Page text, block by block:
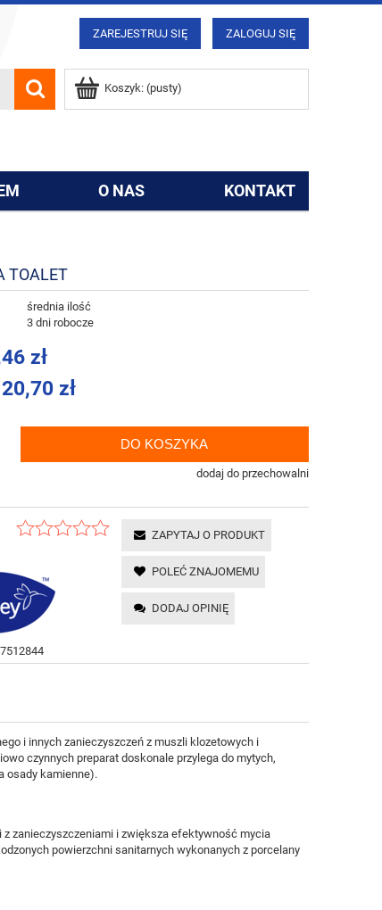
ZAREJESTRUJ SIĘ ZALOGUJ SIĘ
Koszyk: (pusty)
O NAS KONTAKT
TOALET
średnia ilość
3 dni robocze
zł
zł
DO KOSZYKA
dodaj do przechowalni
7512844
ZAPYTAJ O PRODUKT
POLEĆ ZNAJOMEMU
DODAJ OPINIĘ
i innych zanieczyszczeń z muszli klozetowych i
czynnych preparat doskonale przylega do mytych,
osady kamienne).
z zanieczyszczeniami i zwiększa efektywność mycia
powierzchni sanitarnych wykonanych z porcelany